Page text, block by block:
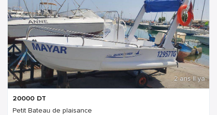
2 ans Il ya
20000 DT
Petit Bateau de plaisance